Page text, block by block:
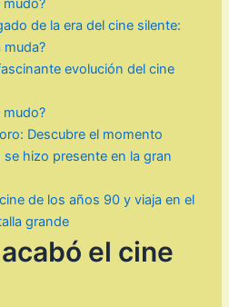
mudo?
de la era del cine silente:
muda?
evolución del cine
mudo?
Descubre el momento
hizo presente en la gran
de los años 90 y viaja en el
grande
el cine